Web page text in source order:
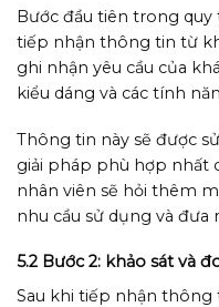
Bước đầu tiên trong
tiếp nhận thông tin từ
ghi nhận yêu cầu của
kiểu dáng và các tính
Thông tin này sẽ được
giải pháp phù hợp nhất
nhân viên sẽ hỏi thêm
nhu cầu sử dụng và đưa
5.2 Bước 2: khảo sát và
Sau khi tiếp nhận thông